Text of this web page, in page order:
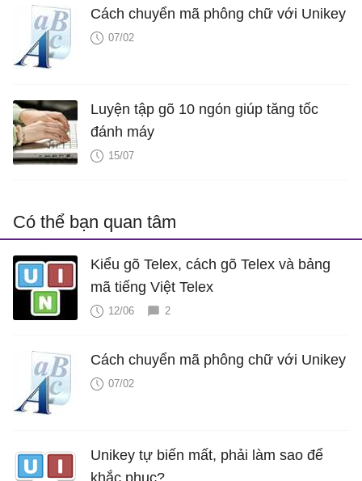
Cách chuyển mã phông chữ với Unikey
07/02
Luyện tập gõ 10 ngón giúp tăng tốc
đánh máy
15/07
Có thể bạn quan tâm
Kiểu gõ Telex, cách gõ Telex và bảng
mã tiếng Việt Telex
12/06 2
Cách chuyển mã phông chữ với Unikey
07/02
Unikey tự biến mất, phải làm sao để
khắc phục?